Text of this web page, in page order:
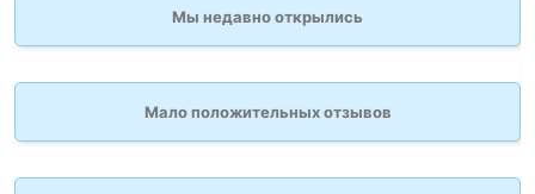
Мы недавно открылись
Мало положительных отзывов